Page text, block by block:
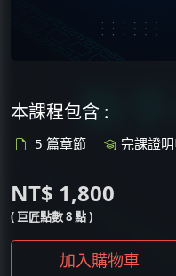
本課程包含 :
5 篇章節 完課證
NT$ 1,800
( 巨匠點數 8 點 )
加入購物車